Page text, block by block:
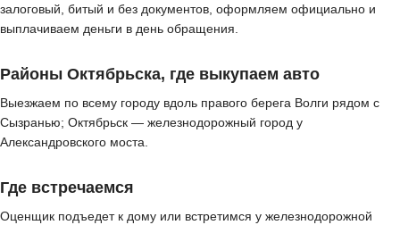
залоговый, битый и без документов, оформляем официально и
выплачиваем деньги в день обращения.
Районы Октябрьска, где выкупаем авто
Выезжаем по всему городу вдоль правого берега Волги рядом с
Сызранью; Октябрьск — железнодорожный город у
Александровского моста.
Где встречаемся
Оценщик подъедет к дому или встретимся у железнодорожной